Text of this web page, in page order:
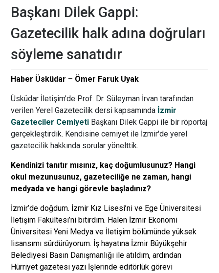
Başkanı Dilek Gappi:
Gazetecilik halk adına doğruları
söyleme sanatıdır
Haber Üsküdar – Ömer Faruk Uyak
Üsküdar İletişim'de Prof. Dr. Süleyman İrvan tarafından
verilen Yerel Gazetecilik dersi kapsamında İzmir
Gazeteciler Cemiyeti Başkanı Dilek Gappi ile bir röportaj
gerçekleştirdik. Kendisine cemiyet ile İzmir'de yerel
gazetecilik hakkında sorular yönelttik.
Kendinizi tanıtır mısınız, kaç doğumlusunuz? Hangi
okul mezunusunuz, gazeteciliğe ne zaman, hangi
medyada ve hangi görevle başladınız?
İzmir’de doğdum. İzmir Kız Lisesi’ni ve Ege Üniversitesi
İletişim Fakültesi’ni bitirdim. Halen İzmir Ekonomi
Üniversitesi Yeni Medya ve İletişim bölümünde yüksek
lisansımı sürdürüyorum. İş hayatına İzmir Büyükşehir
Belediyesi Basın Danışmanlığı ile atıldım, ardından
Hürriyet gazetesi yazı İşlerinde editörlük görevi